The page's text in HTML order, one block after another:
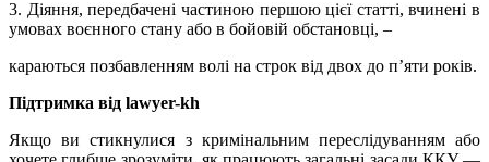
3. Діяння, передбачені частиною першою цієї статті, вчинені в
умовах воєнного стану або в бойовій обстановці, –
караються позбавленням волі на строк від двох до п’яти років.
Підтримка від lawyer-kh
Якщо ви стикнулися з кримінальним переслідуванням або